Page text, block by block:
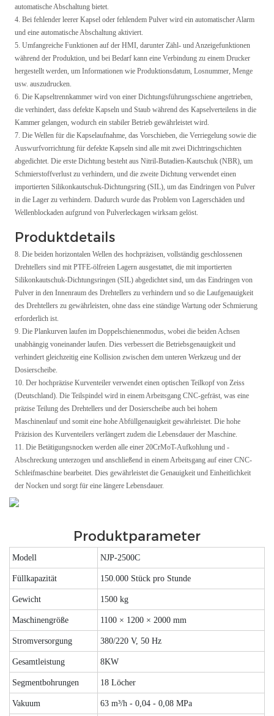
automatische Abschaltung bietet.
4. Bei fehlender leerer Kapsel oder fehlendem Pulver wird ein automatischer Alarm
und eine automatische Abschaltung aktiviert.
5. Umfangreiche Funktionen auf der HMI, darunter Zähl- und Anzeigefunktionen
während der Produktion, und bei Bedarf kann eine Verbindung zu einem Drucker
hergestellt werden, um Informationen wie Produktionsdatum, Losnummer, Menge
usw. auszudrucken.
6. Die Kapseltrennkammer wird von einer Dichtungsführungsschiene angetrieben,
die verhindert, dass defekte Kapseln und Staub während des Kapselverteilens in die
Kammer gelangen, wodurch ein stabiler Betrieb gewährleistet wird.
7. Die Wellen für die Kapselaufnahme, das Vorschieben, die Verriegelung sowie die
Auswurfvorrichtung für defekte Kapseln sind alle mit zwei Dichtringschichten
abgedichtet. Die erste Dichtung besteht aus Nitril-Butadien-Kautschuk (NBR), um
Schmierstoffverlust zu verhindern, und die zweite Dichtung verwendet einen
importierten Silikonkautschuk-Dichtungsring (SIL), um das Eindringen von Pulver
in die Lager zu verhindern. Dadurch wurde das Problem von Lagerschäden und
Wellenblockaden aufgrund von Pulverleckagen wirksam gelöst.
Produktdetails
8. Die beiden horizontalen Wellen des hochpräzisen, vollständig geschlossenen
Drehtellers sind mit PTFE-ölfreien Lagern ausgestattet, die mit importierten
Silikonkautschuk-Dichtungsringen (SIL) abgedichtet sind, um das Eindringen von
Pulver in den Innenraum des Drehtellers zu verhindern und so die Laufgenauigkeit
des Drehtellers zu gewährleisten, ohne dass eine ständige Wartung oder Schmierung
erforderlich ist.
9. Die Plankurven laufen im Doppelschienenmodus, wobei die beiden Achsen
unabhängig voneinander laufen. Dies verbessert die Betriebsgenauigkeit und
verhindert gleichzeitig eine Kollision zwischen dem unteren Werkzeug und der
Dosierscheibe.
10. Der hochpräzise Kurventeiler verwendet einen optischen Teilkopf von Zeiss
(Deutschland). Die Teilspindel wird in einem Arbeitsgang CNC-gefräst, was eine
präzise Teilung des Drehtellers und der Dosierscheibe auch bei hohem
Maschinenlauf und somit eine hohe Abfüllgenauigkeit gewährleistet. Die hohe
Präzision des Kurventeilers verlängert zudem die Lebensdauer der Maschine.
11. Die Betätigungsnocken werden alle einer 20CrMoT-Aufkohlung und -
Abschreckung unterzogen und anschließend in einem Arbeitsgang auf einer CNC-
Schleifmaschine bearbeitet. Dies gewährleistet die Genauigkeit und Einheitlichkeit
der Nocken und sorgt für eine längere Lebensdauer.
Produktparameter
Modell NJP-2500C
Füllkapazität 150.000 Stück pro Stunde
Gewicht 1500 kg
Maschinengröße 1100 × 1200 × 2000 mm
Stromversorgung 380/220 V, 50 Hz
Gesamtleistung 8KW
Segmentbohrungen 18 Löcher
Vakuum 63 m³/h - 0,04 - 0,08 MPa